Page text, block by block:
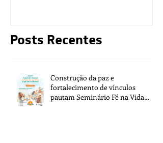
Posts Recentes
Construção da paz e
fortalecimento de vínculos
pautam Seminário Fé na Vida